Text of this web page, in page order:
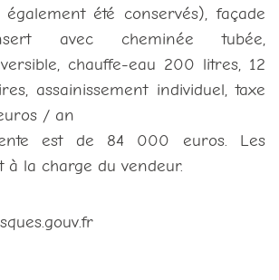
été conservés), façade
avec cheminée tubée,
chauffe-eau 200 litres, 12
assainissement individuel, taxe
/ an
est de 84 000 euros. Les
à la charge du vendeur.